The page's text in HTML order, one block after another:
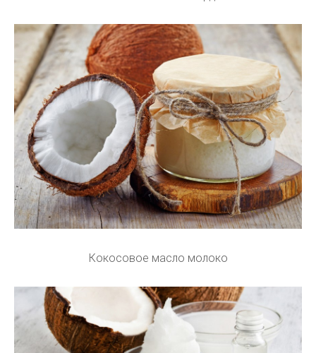
Кокосовое масло молоко